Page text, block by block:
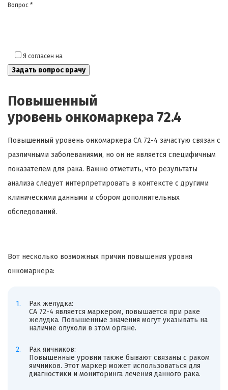
Вопрос *
Я согласен на
Повышенный
уровень онкомаркера 72.4
Повышенный уровень онкомаркера CA 72-4 зачастую связан с
различными заболеваниями, но он не является специфичным
показателем для рака. Важно отметить, что результаты
анализа следует интерпретировать в контексте с другими
клиническими данными и сбором дополнительных
обследований.
Вот несколько возможных причин повышения уровня
онкомаркера:
Рак желудка:
CA 72-4 является маркером, повышается при раке
желудка. Повышенные значения могут указывать на
наличие опухоли в этом органе.
Рак яичников:
Повышенные уровни также бывают связаны с раком
яичников. Этот маркер может использоваться для
диагностики и мониторинга лечения данного рака.